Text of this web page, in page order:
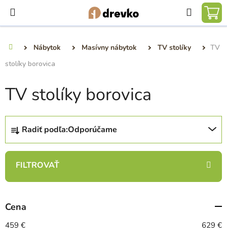
obsah
Hľadať
Nábytok Masívny nábytok TV stolíky
TV
stolíky borovica
TV stolíky borovica
R
d
n
e
p
r
Radiť podľa:Odporúčame
Cena
459 € 629 €